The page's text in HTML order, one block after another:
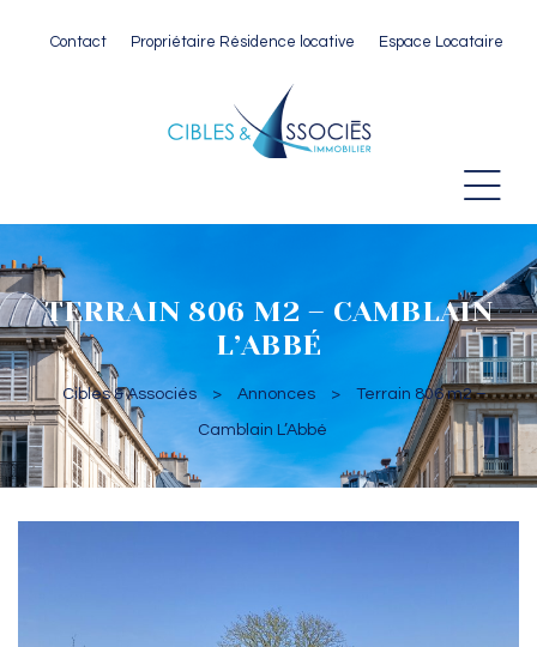
Contact Propriétaire Résidence locative Espace Locataire
TERRAIN 806 M2 – CAMBLAIN
L’ABBÉ
Cibles & Associés > Annonces > Terrain 806 m2 –
Camblain L’Abbé